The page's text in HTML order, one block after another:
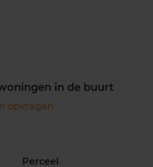
in de buurt
opvragen
Perceel